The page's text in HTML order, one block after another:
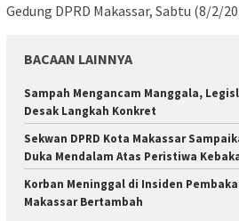
Gedung DPRD Makassar, Sabtu (8/2/
BACAAN LAINNYA
Sampah Mengancam Manggala,
Desak Langkah Konkret
Sekwan DPRD Kota Makassar
Duka Mendalam Atas Peristiwa
Korban Meninggal di Insiden
Makassar Bertambah